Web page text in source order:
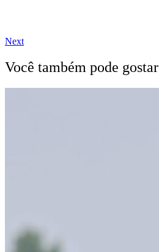
Next
Você também pode gostar